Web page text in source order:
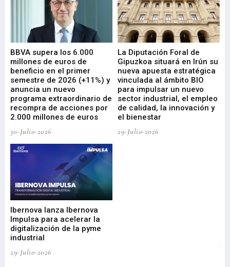
BBVA supera los 6.000
millones de euros de
beneficio en el primer
semestre de 2026 (+11%) y
anuncia un nuevo
programa extraordinario de
recompra de acciones por
2.000 millones de euros
30-Julio-2026
La Diputación Foral de
Gipuzkoa situará en Irún su
nueva apuesta estratégica
vinculada al ámbito BIO
para impulsar un nuevo
sector industrial, el empleo
de calidad, la innovación y
el bienestar
29-Julio-2026
Ibernova lanza Ibernova
Impulsa para acelerar la
digitalización de la pyme
industrial
29-Julio-2026